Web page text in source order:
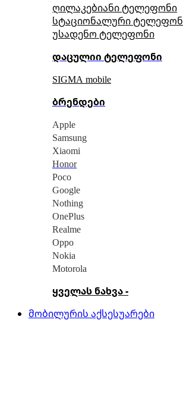
ღილაკებიანი ტელეფონი
სტაციონალური
უსადენო ტელეფონი
დაცულიი ტელეფონი
SIGMA mobile
ბრენდები
Apple
Samsung
Xiaomi
Honor
Poco
Google
Nothing
OnePlus
Realme
Oppo
Nokia
Motorola
ყველას ნახვა -
მობილურის აქსესუარები